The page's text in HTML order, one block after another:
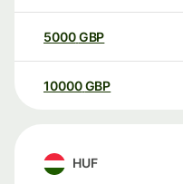
5000GBP
10000 GBP
HUF